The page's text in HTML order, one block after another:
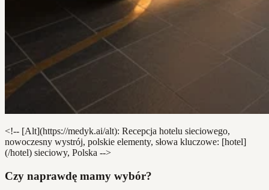
<!-- [Alt](https://medyk.ai/alt): Recepcja hotelu sieciowego,
nowoczesny wystrój, polskie elementy, słowa kluczowe: [hotel]
(/hotel) sieciowy, Polska -->
Czy naprawdę mamy wybór?